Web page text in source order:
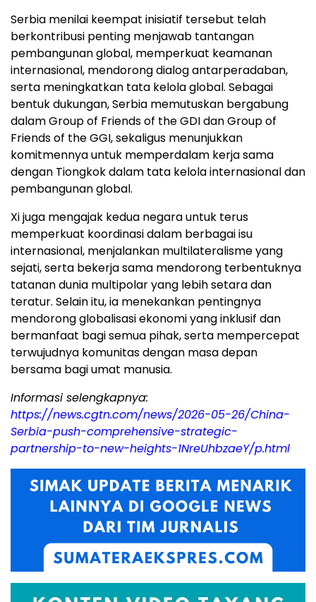
Serbia menilai keempat inisiatif tersebut telah
berkontribusi penting menjawab tantangan
pembangunan global, memperkuat keamanan
internasional, mendorong dialog antarperadaban,
serta meningkatkan tata kelola global. Sebagai
bentuk dukungan, Serbia memutuskan bergabung
dalam Group of Friends of the GDI dan Group of
Friends of the GGI, sekaligus menunjukkan
komitmennya untuk memperdalam kerja sama
dengan Tiongkok dalam tata kelola internasional dan
pembangunan global.
Xi juga mengajak kedua negara untuk terus
memperkuat koordinasi dalam berbagai isu
internasional, menjalankan multilateralisme yang
sejati, serta bekerja sama mendorong terbentuknya
tatanan dunia multipolar yang lebih setara dan
teratur. Selain itu, ia menekankan pentingnya
mendorong globalisasi ekonomi yang inklusif dan
bermanfaat bagi semua pihak, serta mempercepat
terwujudnya komunitas dengan masa depan
bersama bagi umat manusia.
Informasi selengkapnya:
https://news.cgtn.com/news/2026-05-26/China-
Serbia-push-comprehensive-strategic-
partnership-to-new-heights-1NreUhbzaeY/p.html